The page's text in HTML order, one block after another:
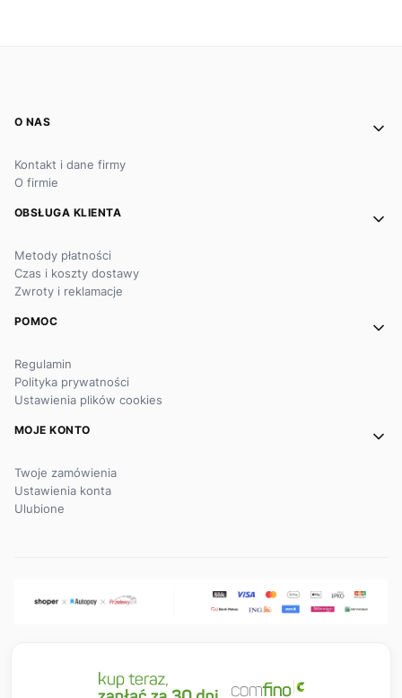
Linki w stopce
O NAS
Kontakt i dane firmy
O firmie
OBSŁUGA KLIENTA
Metody płatności
Czas i koszty dostawy
Zwroty i reklamacje
POMOC
Regulamin
Polityka prywatności
Ustawienia plików cookies
MOJE KONTO
Twoje zamówienia
Ustawienia konta
Ulubione